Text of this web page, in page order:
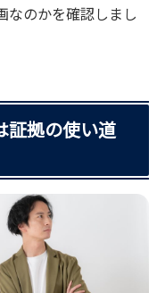
なのかを確認しまし
証拠の使い道